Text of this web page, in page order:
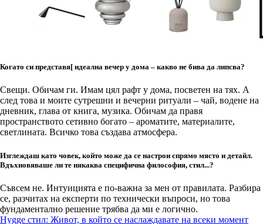
Когато си представя[ идеална вечер у дома – какво не бива да липсва?
Свещи. Обичам ги. Имам цял рафт у дома, посветен на тях. А
след това и моите сутрешни и вечерни ритуали – чай, водене на
дневник, глава от книга, музика. Обичам да правя
пространството сетивно богато – ароматите, материалите,
светлината. Всичко това създава атмосфера.
Изглеждаш като човек, който може да се настрои спрямо място и детайл.
Вдъхновяваше ли те някаква специфична философия, стил...?
Съвсем не. Интуицията е по-важна за мен от правилата. Разбира
се, разчитах на експерти по технически въпроси, но това
фундаментално решение трябва да ми е логично.
Hygge стил: Живот, в който се наслаждавате на всеки момент